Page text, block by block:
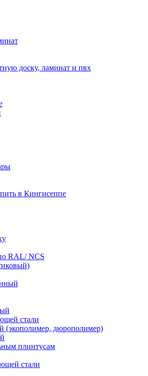
доску, ламинат и пвх
в Кингисеппе
RAL/ NCS
стали
(экополимер, дюрополимер)
плинтусам
стали